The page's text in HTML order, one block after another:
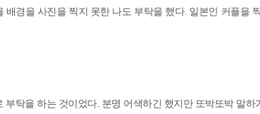
배경을 사진을 찍지 못한 나도 부탁을 했다. 일본인 커플을
탁을 하는 것이었다. 분명 어색하긴 했지만 또박또박 말